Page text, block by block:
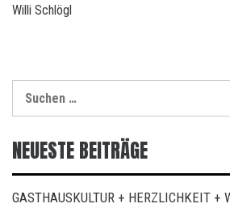
Willi Schlögl
NEUESTE BEITRÄGE
GASTHAUSKULTUR + HERZLICHKEIT +